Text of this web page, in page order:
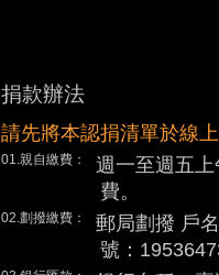
捐款辦法
請先將本認捐清單於線
01.親自繳費：
週一至週五
費。
02.劃撥繳費：
郵局劃撥 戶
號：